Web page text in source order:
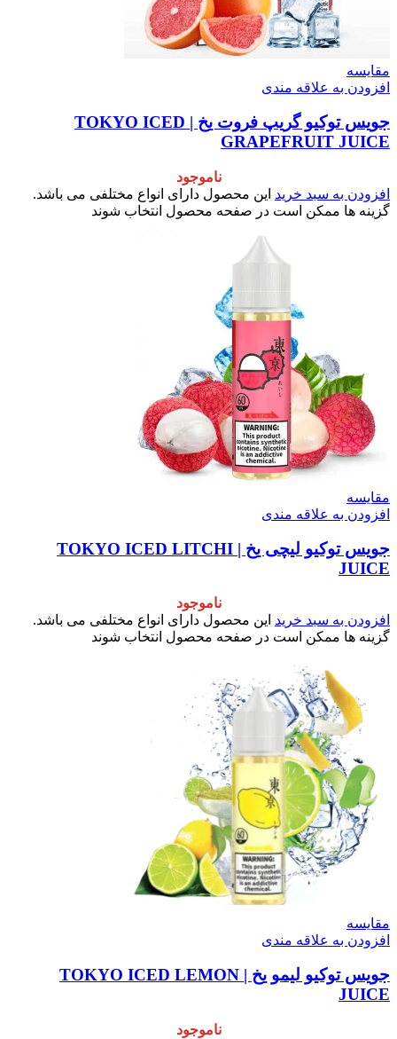
مقایسه
افزودن به علاقه مندی
جویس توکیو گریپ فروت یخ | TOKYO ICED
GRAPEFRUIT JUICE
ناموجود
افزودن به سبد خرید این محصول دارای انواع مختلفی می باشد.
گزینه ها ممکن است در صفحه محصول انتخاب شوند
مقایسه
افزودن به علاقه مندی
جویس توکیو لیچی یخ | TOKYO ICED LITCHI
JUICE
ناموجود
افزودن به سبد خرید این محصول دارای انواع مختلفی می باشد.
گزینه ها ممکن است در صفحه محصول انتخاب شوند
مقایسه
افزودن به علاقه مندی
جویس توکیو لیمو یخ | TOKYO ICED LEMON
JUICE
ناموجود